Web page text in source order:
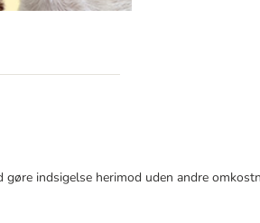
indsigelse herimod uden andre